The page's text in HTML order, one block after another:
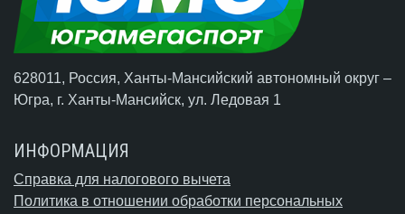
628011, Россия, Ханты-Мансийский автономный округ –
Югра, г. Ханты-Мансийск, ул. Ледовая 1
ИНФОРМАЦИЯ
Справка для налогового вычета
Политика в отношении обработки персональных